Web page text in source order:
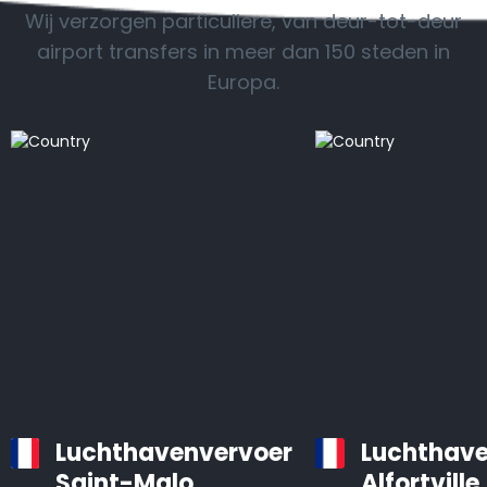
Wij verzorgen particuliere, van deur-tot-deur
airport transfers in meer dan 150 steden in
Europa.
Luchthavenvervoer